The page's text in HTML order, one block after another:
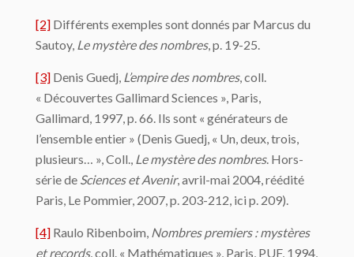
[2] Différents exemples sont donnés par Marcus du
Sautoy, Le mystère des nombres, p. 19-25.
[3] Denis Guedj, L’empire des nombres, coll.
« Découvertes Gallimard Sciences », Paris,
Gallimard, 1997, p. 66. Ils sont « générateurs de
l’ensemble entier » (Denis Guedj, « Un, deux, trois,
plusieurs… », Coll., Le mystère des nombres. Hors-
série de Sciences et Avenir, avril-mai 2004, réédité
Paris, Le Pommier, 2007, p. 203-212, ici p. 209).
[4] Raulo Ribenboim, Nombres premiers : mystères
et records, coll. « Mathématiques », Paris, PUF, 1994,